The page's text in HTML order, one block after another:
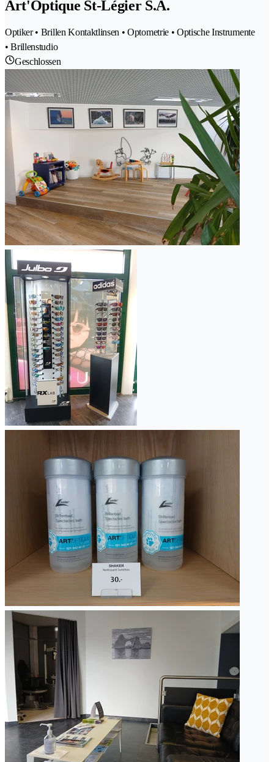
Art'Optique St-Légier S.A.
Optiker • Brillen Kontaktlinsen • Optometrie • Optische Instrumente
• Brillenstudio
Geschlossen